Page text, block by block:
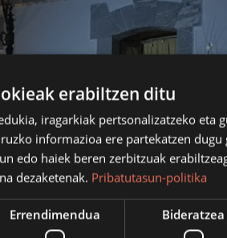
erabiltzen ditu
iragarkiak pertsonalizatzeko eta
informazioa ere partekatzen
edo haiek beren zerbitzuak
dezaketenak. Pribatutasun-politika
Errendimendua Bideratzea